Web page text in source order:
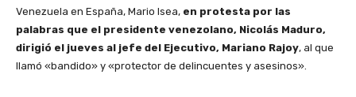
Venezuela en España, Mario Isea, en protesta por las
palabras que el presidente venezolano, Nicolás Maduro,
dirigió el jueves al jefe del Ejecutivo, Mariano Rajoy, al que
llamó «bandido» y «protector de delincuentes y asesinos».